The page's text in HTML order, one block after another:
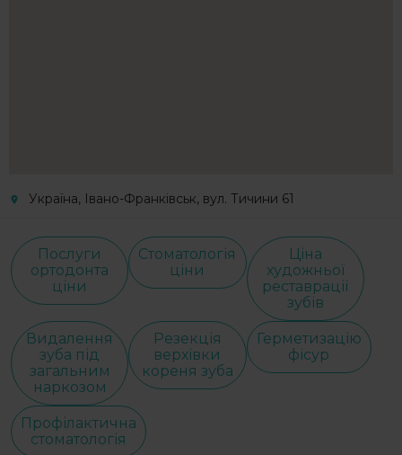
Україна, Івано-Франківськ, вул. Тичини 61
Послуги
ортодонта
ціни
Стоматологія
ціни
Ціна
художньої
реставрації
зубів
Видалення
зуба під
загальним
наркозом
Резекція
верхівки
кореня зуба
Герметизацію
фісур
Профілактична
стоматологія